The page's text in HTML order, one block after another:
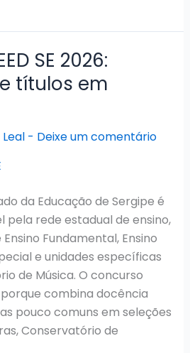
SE 2026:
títulos em
- Deixe um comentário
da Educação de Sergipe é
pela rede estadual de ensino,
Fundamental, Ensino
e unidades específicas
de Música. O concurso
porque combina docência
pouco comuns em seleções
Conservatório de